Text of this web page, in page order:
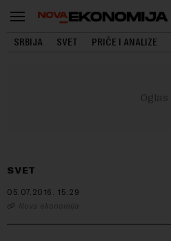
SRBIJA SVET PRIČE I ANALIZE
SVET
05.07.2016. 15:29
Nova ekonomija